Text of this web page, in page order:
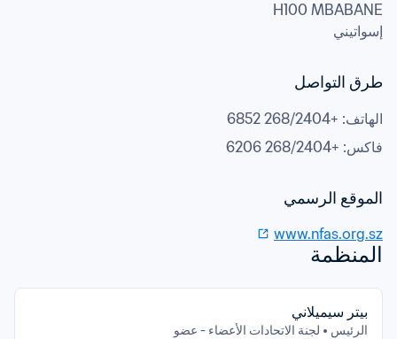
H100 MBABANE
إسواتيني
طرق التواصل
الهاتف:
+268/2404 6852
فاكس:
+268/2404 6206
الموقع الرسمي
www.nfas.org.sz
المنظمة
بيتر سيميلاني
الرئيس
لجنة الاتحادات الأعضاء - عضو